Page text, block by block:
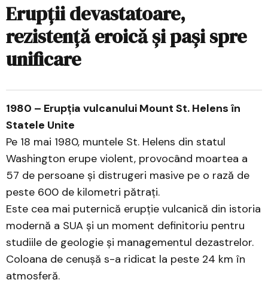
Erupții devastatoare,
rezistență eroică și pași spre
unificare
1980 – Erupția vulcanului Mount St. Helens în
Statele Unite
Pe 18 mai 1980, muntele St. Helens din statul
Washington erupe violent, provocând moartea a
57 de persoane și distrugeri masive pe o rază de
peste 600 de kilometri pătrați.
Este cea mai puternică erupție vulcanică din istoria
modernă a SUA și un moment definitoriu pentru
studiile de geologie și managementul dezastrelor.
Coloana de cenușă s-a ridicat la peste 24 km în
atmosferă.